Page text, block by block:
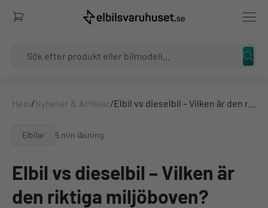
Hem/Nyheter & Artiklar/
Elbilar 5 min läsning
Elbil vs dieselbil – Vilken är
den riktiga miljöboven?